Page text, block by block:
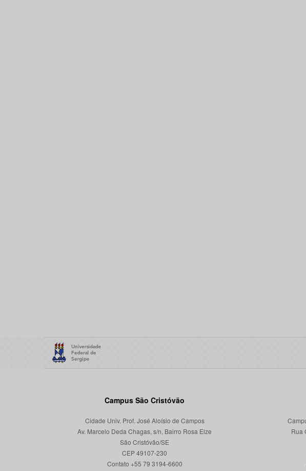
Campus São Cristóvão
Cidade Univ. Prof. José Aloísio de Campos
Av. Marcelo Deda Chagas, s/n, Bairro Rosa Elze
São Cristóvão/SE
CEP 49107-230
Rua